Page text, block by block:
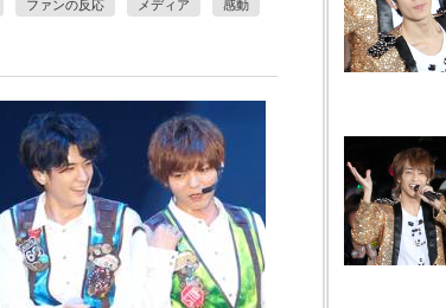
ファンの反応 メディア 感動